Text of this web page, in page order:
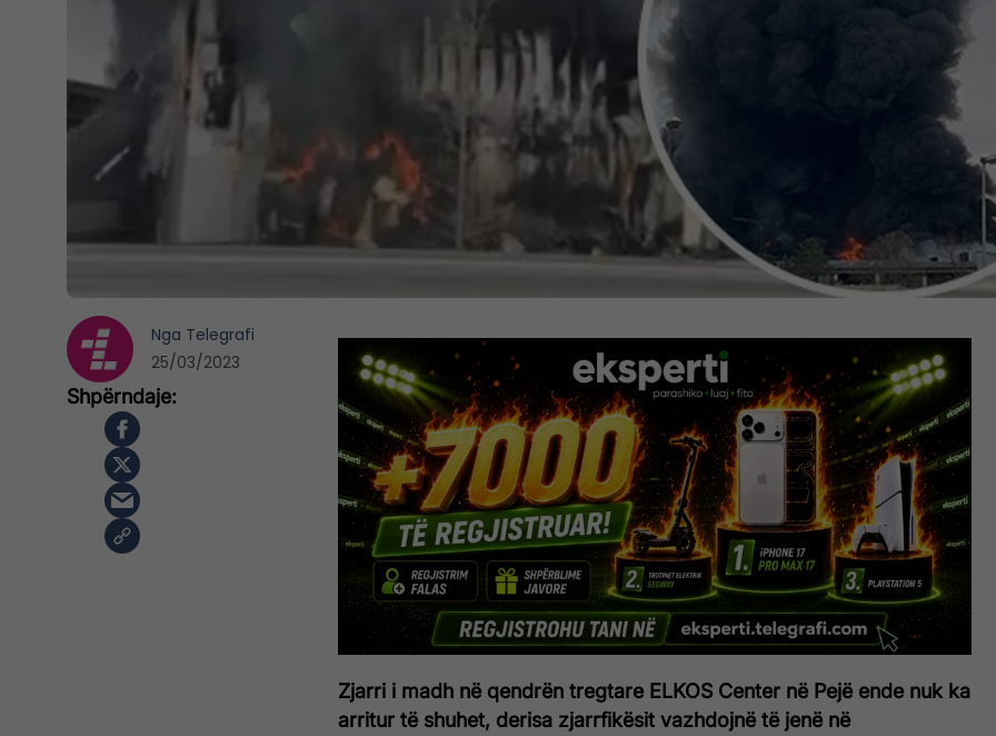
Zjarri i madh në qendrën tregtare ELKOS Center në Pejë ende nuk ka
arritur të shuhet, derisa zjarrfikësit vazhdojnë të jenë në
Nga Telegrafi
25/03/2023